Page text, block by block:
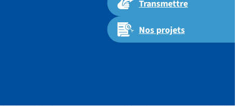
Transmettre
Nos projets